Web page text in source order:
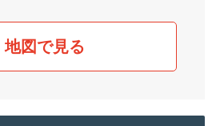
地図で見る